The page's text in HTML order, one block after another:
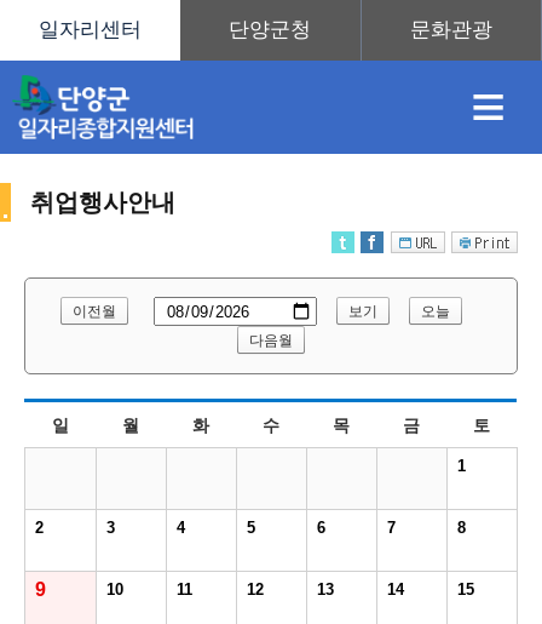
≡
정
보
정
보
훈
련
도
우
안
내
취업행사안내
이전월 보기
오늘
다음월
일 월 화 수 목 금 토
1
2 3 4 5 6 7 8
9 10 11 12 13 14 15
취
업